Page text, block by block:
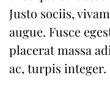
Justo sociis,
augue. Fusce
placerat massa
ac, turpis integer.